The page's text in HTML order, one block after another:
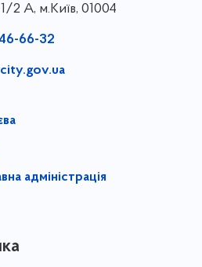
⁠2 А, м.Київ, 01004
66-32
адміністрація